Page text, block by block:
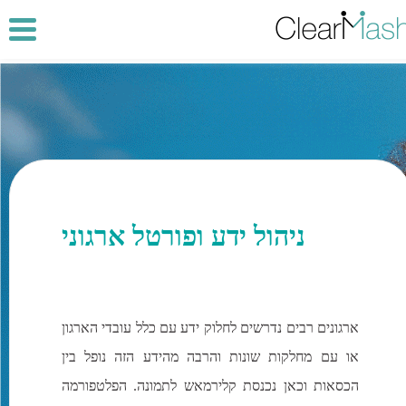
ניהול ידע ופורטל ארגוני
ארגונים רבים נדרשים לחלוק ידע עם כלל עובדי הארגון
או עם מחלקות שונות והרבה מהידע הזה נופל בין
הכסאות וכאן נכנסת קלירמאש לתמונה. הפלטפורמה